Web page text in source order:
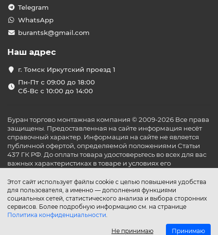
непосредственно и сразу.
Уличная прочность
(влага, пыль, ветер); многие модели имеют класс
использовать их на открытом воздухе.
Разнообразие моделей
(стоечные) газовые обогреватели для больших
пространств и электрические подвесные либо
Купите уличный инфракрасный обогреватель в нашем
интернет-магазине и наслаждайтесь теплом под
открытым небом в любое время года.
Этот сайт использует файлы cookie с целью повышения удобства
для пользователя, а именно — дополнения функциями
социальных сетей, статистического анализа и выбора сторонних
сервисов. Более подробную информацию см. на странице
Политика конфиденциальности.
Не принимаю Принимаю
Telegram
WhatsApp
burantsk@gmail.com
Наш адрес
г. Томск Иркутский проезд 1
Пн-Пт с 09:00 до 18:00
Сб-Вс с 10:00 до 14:00
Буран торгово монтажная компания © 2009-2026 Все права
защищены. Предоставленная на сайте информация несёт
справочный характер. Информация на сайте не является
публичной офертой, определяемой положениями Статьи
437 ГК РФ. До оплаты товара удостоверьтесь во всех для вас
важных характеристиках в товаре и условиях его